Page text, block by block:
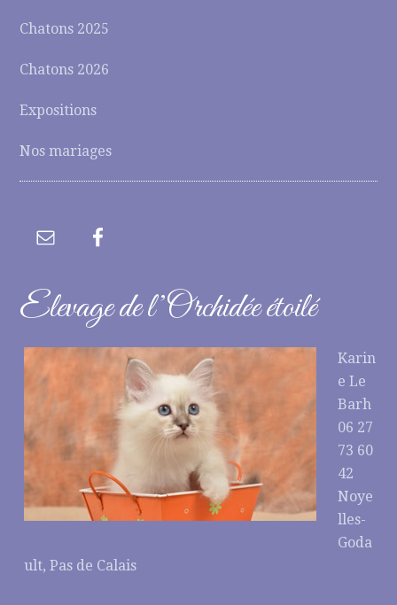
Chatons 2025
Chatons 2026
Expositions
Nos mariages
Elevage de l’Orchidée étoilé
Karin
e Le
Barh
06 27
73 60
42
Noye
lles-
Goda
ult, Pas de Calais